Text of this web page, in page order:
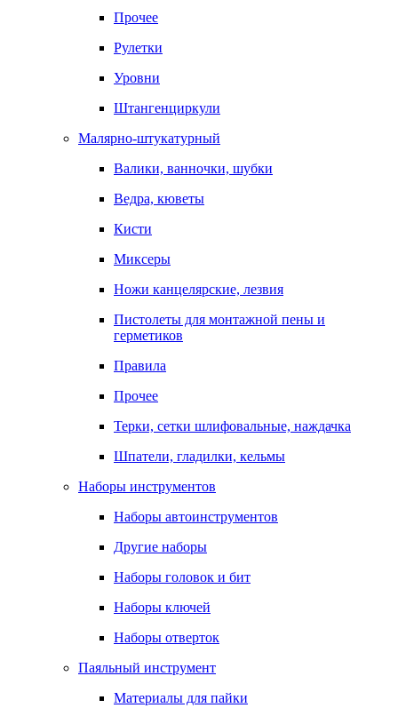
Прочее
Рулетки
Уровни
Штангенциркули
Малярно-штукатурный
Валики, ванночки, шубки
Ведра, кюветы
Кисти
Миксеры
Ножи канцелярские, лезвия
Пистолеты для монтажной пены и
герметиков
Правила
Прочее
Терки, сетки шлифовальные, наждачка
Шпатели, гладилки, кельмы
Наборы инструментов
Наборы автоинструментов
Другие наборы
Наборы головок и бит
Наборы ключей
Наборы отверток
Паяльный инструмент
Материалы для пайки